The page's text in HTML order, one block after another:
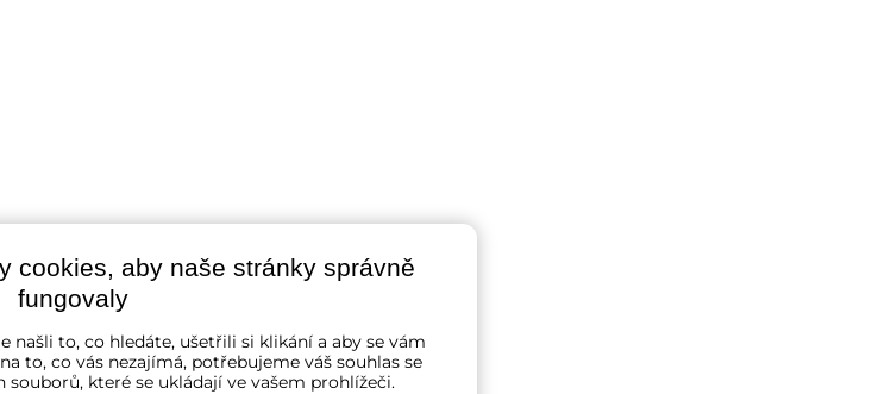
cookies, aby naše stránky správně
fungovaly
našli to, co hledáte, ušetřili si klikání a aby se vám
to, co vás nezajímá, potřebujeme váš souhlas se
které se ukládají ve vašem prohlížeči.